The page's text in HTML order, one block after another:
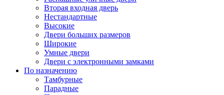
Вторая входная дверь
Нестандартные
Высокие
Двери больших размеров
Широкие
Умные двери
Двери с электронными замками
По назначению
Тамбурные
Парадные